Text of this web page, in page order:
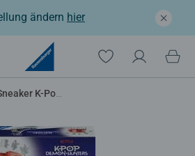
ändern hier
K-Pop Demon Hunters